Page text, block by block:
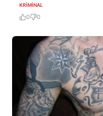
KRIMINAL
0 0